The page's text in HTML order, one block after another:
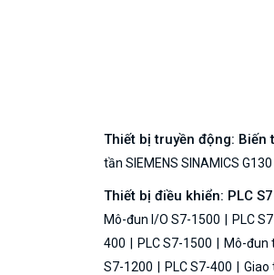
Thiết bị truyền động: Biến
tần SIEMENS SINAMICS G130
Thiết bị điều khiển: PLC
Mô-đun I/O S7-1500
PLC
400
PLC S7-1500 Mô-đun
S7-1200
PLC S7-400 Giao